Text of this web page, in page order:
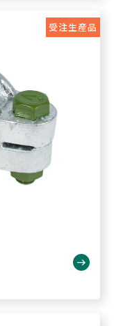
受注生産品